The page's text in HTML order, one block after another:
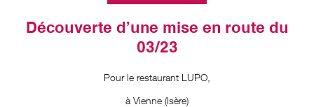
Découverte d’une mise en route du
03/23
Pour le restaurant LUPO,
à Vienne (Isère)